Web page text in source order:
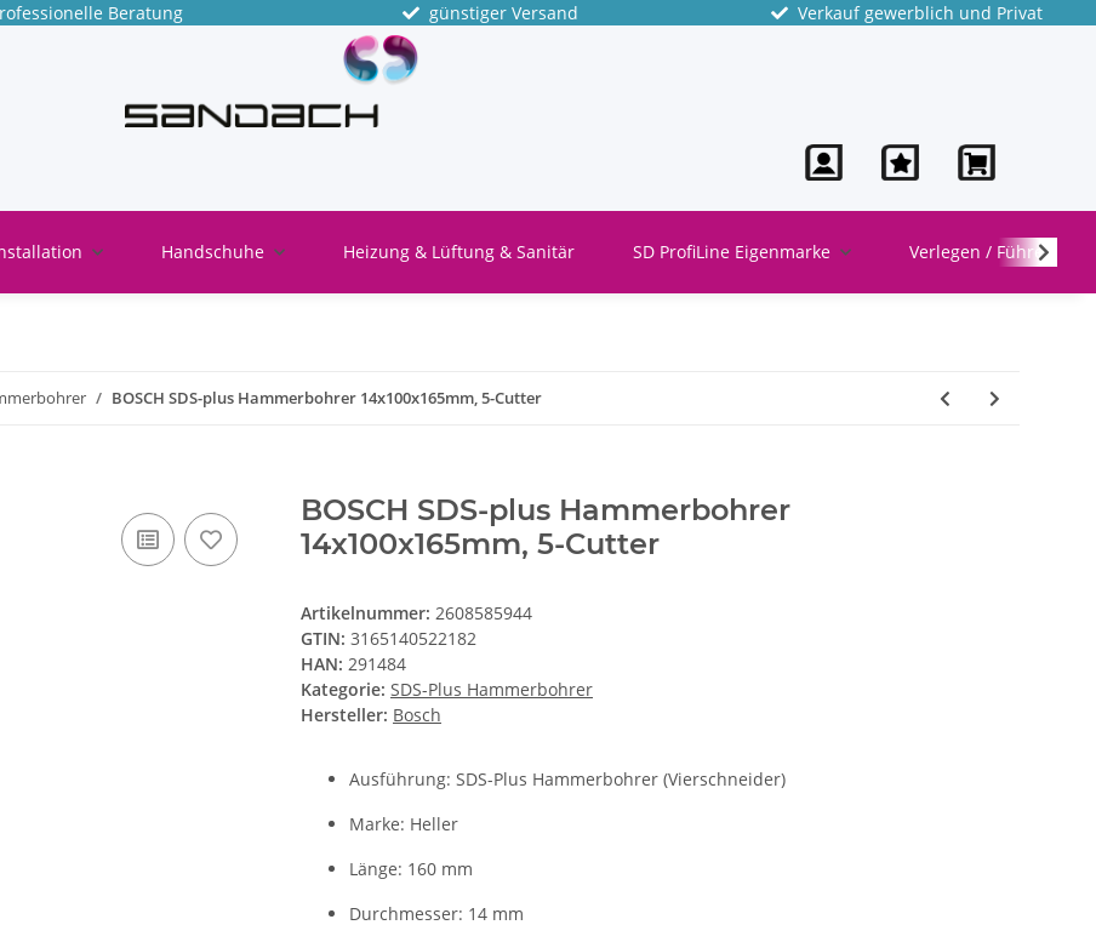
Beratung günstiger Versand Verkauf gewerblich und Privat
Handschuhe Heizung & Lüftung & Sanitär SD ProfiLine Eigenmarke Verlegen / Führen
BOSCH SDS-plus Hammerbohrer 14x100x165mm, 5-Cutter
BOSCH SDS-plus Hammerbohrer
14x100x165mm, 5-Cutter
Artikelnummer: 2608585944
GTIN: 3165140522182
HAN: 291484
Kategorie: SDS-Plus Hammerbohrer
Hersteller: Bosch
Ausführung: SDS-Plus Hammerbohrer (Vierschneider)
Marke: Heller
Länge: 160 mm
Durchmesser: 14 mm